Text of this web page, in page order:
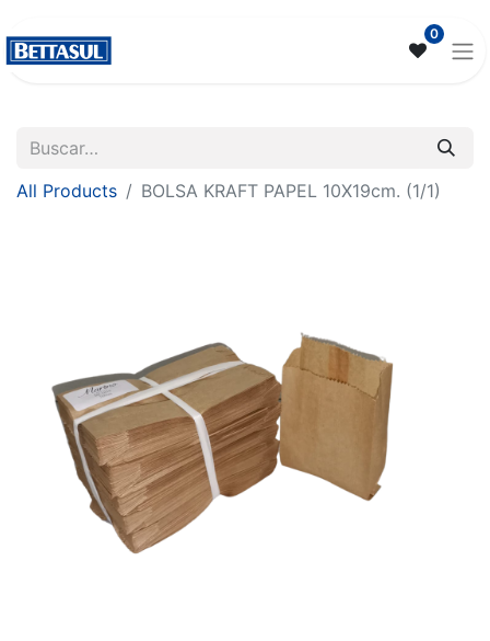
0
All Products BOLSA KRAFT PAPEL 10X19cm. (1/1)